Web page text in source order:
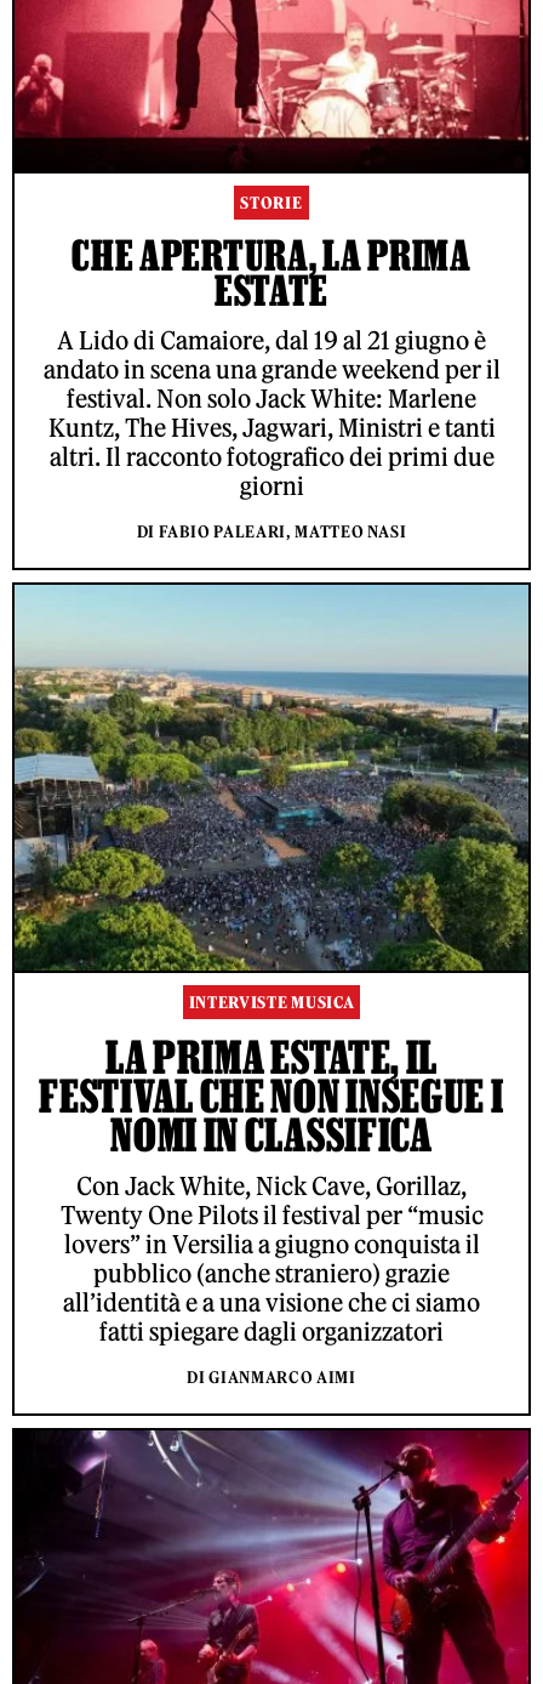
STORIE
CHE APERTURA, LA PRIMA
ESTATE
A Lido di Camaiore, dal 19 al 21 giugno è
andato in scena una grande weekend per il
festival. Non solo Jack White: Marlene
Kuntz, The Hives, Jagwari, Ministri e tanti
altri. Il racconto fotografico dei primi due
giorni
DI FABIO PALEARI, MATTEO NASI
INTERVISTE MUSICA
LA PRIMA ESTATE, IL
FESTIVAL CHE NON INSEGUE I
NOMI IN CLASSIFICA
Con Jack White, Nick Cave, Gorillaz,
Twenty One Pilots il festival per “music
lovers” in Versilia a giugno conquista il
pubblico (anche straniero) grazie
all’identità e a una visione che ci siamo
fatti spiegare dagli organizzatori
DI GIANMARCO AIMI